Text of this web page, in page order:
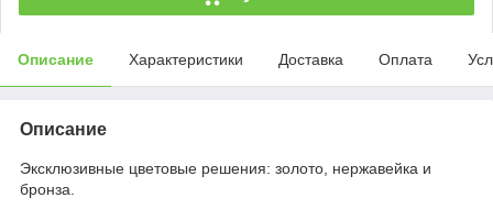
Описание Характеристики Доставка Оплата
Описание
Эксклюзивные цветовые решения: золото, нержавейка и
бронза.